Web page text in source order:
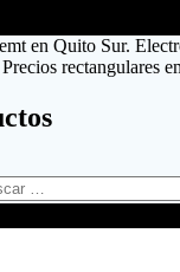
en Quito Sur.
rectangulares